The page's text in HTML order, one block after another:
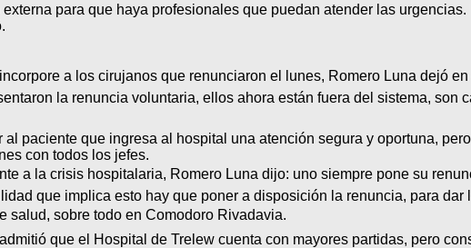
para que haya profesionales que puedan atender las
a los cirujanos que renunciaron el lunes, Romero Luna dejó en
la renuncia voluntaria, ellos ahora están fuera del sistema, son
paciente que ingresa al hospital una atención segura y oportuna,
con todos los jefes.
a la crisis hospitalaria, Romero Luna dijo: uno siempre pone su
que implica esto hay que poner a disposición la renuncia, para dar
sobre todo en Comodoro Rivadavia.
que el Hospital de Trelew cuenta con mayores partidas, pero